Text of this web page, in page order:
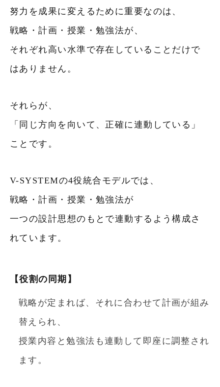
努力を成果に変えるために重要なのは、
戦略・計画・授業・勉強法が、
それぞれ高い水準で存在していることだけで
はありません。
それらが、
「同じ方向を向いて、正確に連動している」
ことです。
V-SYSTEMの4役統合モデルでは、
戦略・計画・授業・勉強法が
一つの設計思想のもとで連動するよう構成さ
れています。
【役割の同期】
戦略が定まれば、それに合わせて計画が組み
替えられ、
授業内容と勉強法も連動して即座に調整され
ます。
お問い合わせ